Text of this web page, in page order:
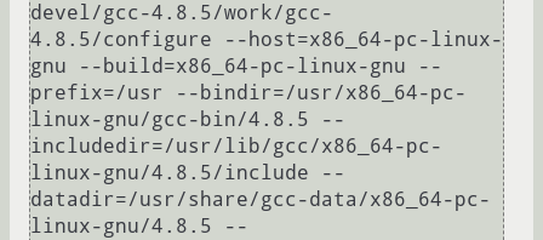
devel/gcc-4.8.5/work/gcc-
4.8.5/configure --host=x86_64-pc-linux-
gnu --build=x86_64-pc-linux-gnu --
prefix=/usr --bindir=/usr/x86_64-pc-
linux-gnu/gcc-bin/4.8.5 --
includedir=/usr/lib/gcc/x86_64-pc-
linux-gnu/4.8.5/include --
datadir=/usr/share/gcc-data/x86_64-pc-
linux-gnu/4.8.5 --